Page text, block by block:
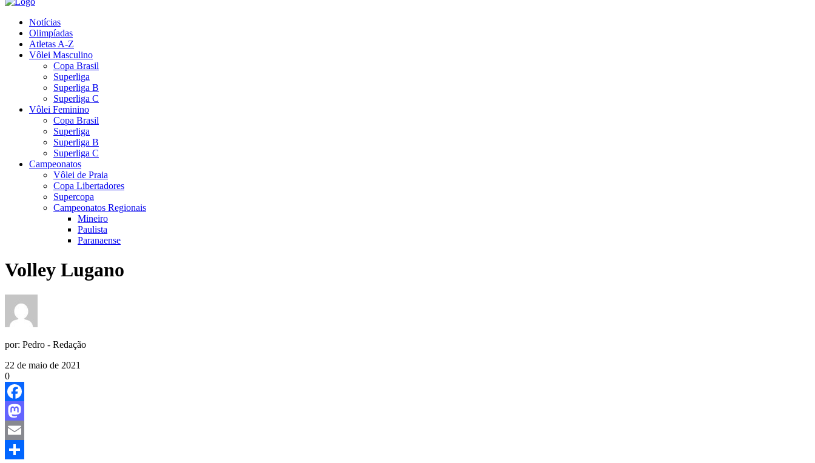
Notícias
Olimpíadas
Atletas A-Z
Vôlei Masculino
Copa Brasil
Superliga
Superliga B
Superliga C
Vôlei Feminino
Copa Brasil
Superliga
Superliga B
Superliga C
Campeonatos
Vôlei de Praia
Copa Libertadores
Supercopa
Campeonatos Regionais
Mineiro
Paulista
Paranaense
Volley Lugano
por: Pedro - Redação
22 de maio de 2021
0
Facebook
Mastodon
Email